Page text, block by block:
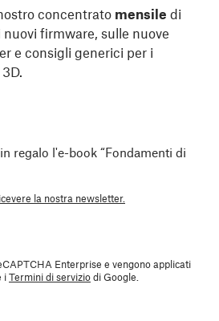
concentrato mensile di
firmware, sulle nuove
e consigli generici per i
regalo l'e-book “Fondamenti di
la nostra newsletter.
Enterprise e vengono applicati
iTermini di serviziodi Google.